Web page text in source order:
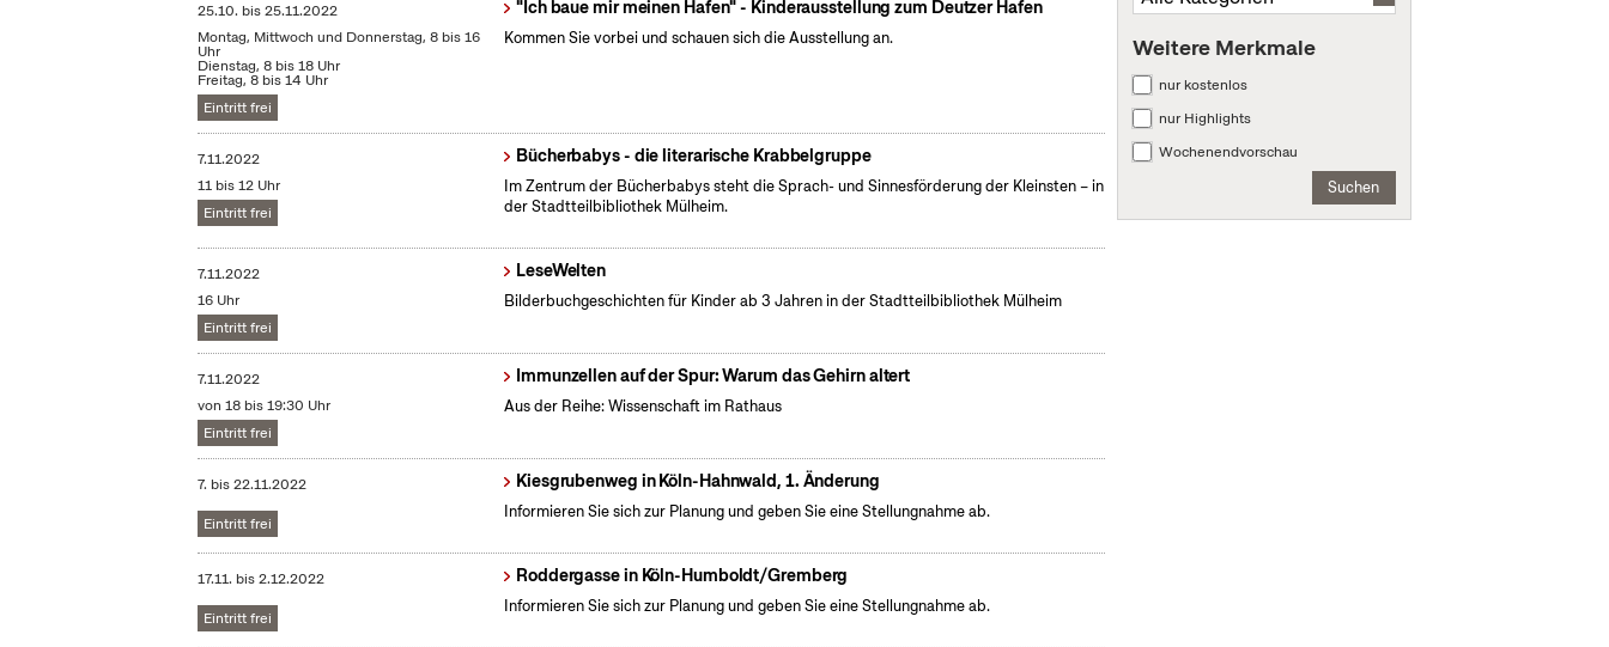
25.10. bis25.11.2022
Montag, Mittwoch und Donnerstag, 8 bis 16
Uhr
Dienstag, 8 bis 18 Uhr
Freitag, 8 bis 14 Uhr
Eintritt frei
"Ich baue mir meinen Hafen" - Kinderausstellung zum Deutzer Hafen
Kommen Sie vorbei und schauen sich die Ausstellung an.
7.11.2022
11 bis 12 Uhr
Eintritt frei
Bücherbabys - die literarische Krabbelgruppe
Im Zentrum der Bücherbabys steht die Sprach- und Sinnesförderung der Kleinsten – in
der Stadtteilbibliothek Mülheim.
7.11.2022
16 Uhr
Eintritt frei
LeseWelten
Bilderbuchgeschichten für Kinder ab 3 Jahren in der Stadtteilbibliothek Mülheim
7.11.2022
von 18 bis 19:30 Uhr
Eintritt frei
Immunzellen auf der Spur: Warum das Gehirn altert
Aus der Reihe: Wissenschaft im Rathaus
7. bis22.11.2022
Eintritt frei
Kiesgrubenweg in Köln-Hahnwald, 1. Änderung
Informieren Sie sich zur Planung und geben Sie eine Stellungnahme ab.
17.11. bis2.12.2022
Eintritt frei
Roddergasse in Köln-Humboldt/Gremberg
Informieren Sie sich zur Planung und geben Sie eine Stellungnahme ab.
Weitere Merkmale
nur kostenlos
nur Highlights
Wochenendvorschau
Suchen